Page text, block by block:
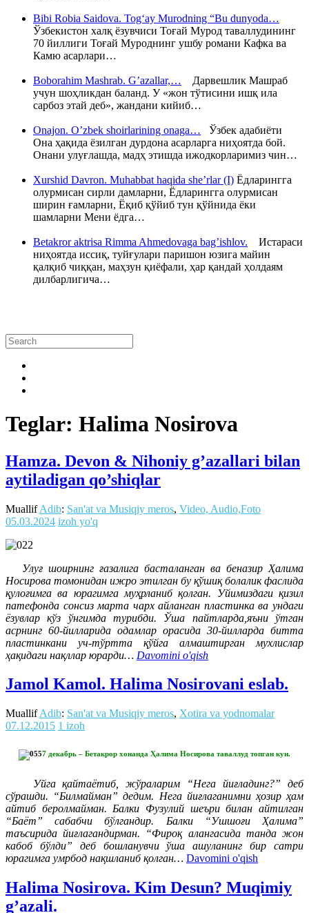
Bibi Robia Saidova. Tog‘ay Murodning “Bu dunyoda…
Ўзбекистон халқ ёзувчиси Тоғай Мурод таваллудининг
70 йиллиги Тоғай Муроднинг ушбу романи Кафка ва
Камю асарлари…
Boborahim Mashrab. G’azallar,… Дарвешлик Машраб
учун шоҳликдан баланд. У «жон тўтисини ишқ ила
сарбоз этай деб», жандани кийиб…
Onajon. O’zbek shoirlarining onaga… Ўзбек адабиёти
Она ҳақида ёзилган дурдона асарларга ниҳоятда бой.
Онани улуғлашда, мадҳ этишда ижодкорларимиз чин…
Xurshid Davron. Muhabbat haqida she’rlar (I) Ёдларингга
олурмисан сирли дамларни, Ёдларингга олурмисан
ширин ғамларни, Ёқиб қўйиб тун қўйнида ёки
шамларни Мени ёдга…
Betakror aktrisa Rimma Ahmedovaga bag’ishlov. Истараси
ниҳоятда иссиқ, туйғулари паришон юзига майин
қалқиб чиққан, маҳзун қиёфали, ҳар қандай ҳолдаям
дилбарлигича…
Teglar: Halima Nosirova
Hamza. Devon & Nihoniy g’azallari bilan
aytiladigan qo’shiqlar
MuallifAdib: San'at va Musiqiy meros, Video, Audio,Foto
05.03.2024 izoh yo'q
Улуғ шоирнинг ғазалига басталанган ва беназир Ҳалима
Носирова томонидан ижро этилган бу қўшиқ болалик фаслида
қулоғимга ва юрагимга муҳрланиб қолган. Уйимиздаги қизил
патефонда сонсиз марта чарх айланган пластинка ва ундаги
ёзувлар кўз ўнгимда турибди. Ўша пайтларда,яъни ўтган
асрнинг 60-йилларида одамлар орасида 30-йилларда битта
пластинкани уч-тўртта қўйга алмаштирган мухлислар
ҳақидаги нақллар юрарди… Davomini o'qish
Jamol Kamol. Halima Nosirovani eslab.
MuallifAdib: San'at va Musiqiy meros, Xotira va yodnomalar
07.12.2015 1 izoh
7 декабрь – Бетакрор хонанда Ҳалима Носирова таваллуд топган кун.
Уйга қайтаётиб, жўраларим “Нега йиғладинг?” деб
сўрашди. “Билмайман” дедим. Нега йиғлаганимни ҳозир ҳам
айтиб беролмайман. Балки Фузулий шеъри билан айтилган
“Баёт” сабабчи бўлгандир. Балки “Ушшоғи Ҳалима”
таъсирида йиғлагандирман. “Фироқ алангасида танда жон
кабоб бўлди” деб бошланувчи ўша ашуланинг бир сатри
юрагимга умрбод нақшланиб қолган… Davomini o'qish
Halima Nosirova. Kim Desun? Muqimiy
g’azali.